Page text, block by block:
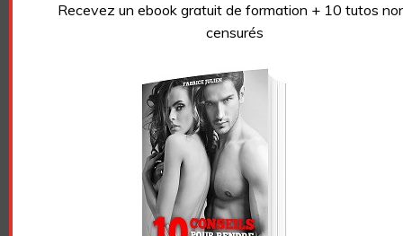
LE GRIVOIS
Recevez un ebook gratuit de formation + 10 tutos
censurés